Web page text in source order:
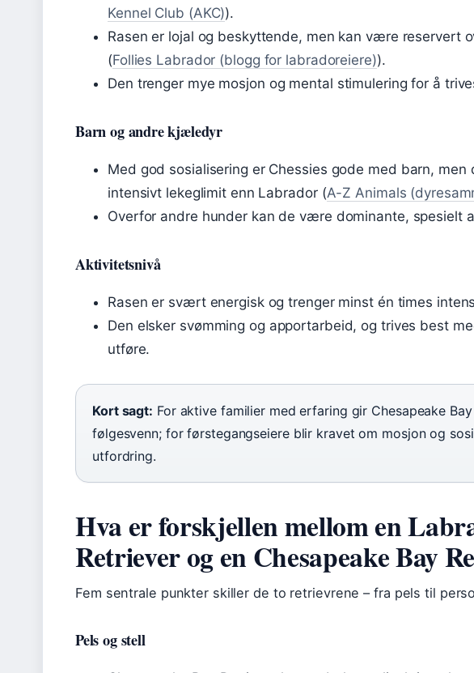
Kennel Club (AKC)).
Rasen er lojal og beskyttende, men kan være reservert
(Follies Labrador (blogg for labradoreiere)).
Den trenger mye mosjon og mental stimulering for å
Barn og andre kjæledyr
Med god sosialisering er Chessies gode med barn, men
intensivt lekeglimit enn Labrador (A-Z Animals
Overfor andre hunder kan de være dominante, spesielt
Aktivitetsnivå
Rasen er svært energisk og trenger minst én times
Den elsker svømming og apportarbeid, og trives best
utføre.
Kort sagt: For aktive familier med erfaring gir Chesapeake
følgesvenn; for førstegangseiere blir kravet om mosjon og
utfordring.
Hva er forskjellen mellom en
Retriever og en Chesapeake Bay
Fem sentrale punkter skiller de to retrievrene – fra pels til
Pels og stell